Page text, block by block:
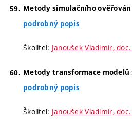
Metody simulačního
podrobný popis
Školitel: Janoušek Vladimír,
Metody transformace
podrobný popis
Školitel: Janoušek Vladimír,